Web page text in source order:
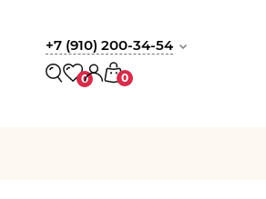
+7 (910) 200-34-54
0 0